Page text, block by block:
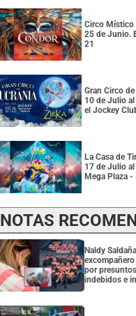
Circo Místico
25 de Junio.
21
Gran Circo
10 de Julio
el Jockey
La Casa de
17 de Julio
Mega Plaza
NOTAS
Naldy
por
indebidos e